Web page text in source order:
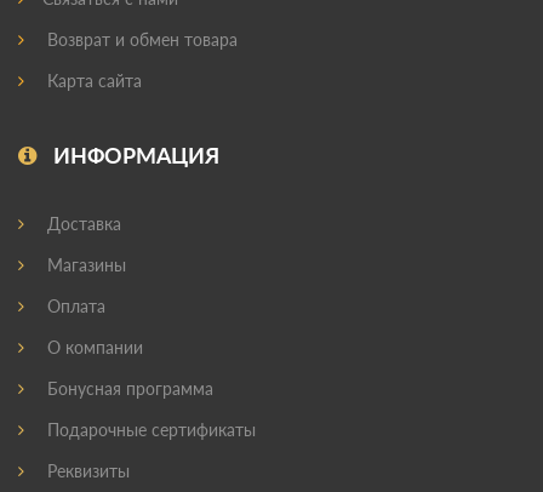
Возврат и обмен товара
Карта сайта
ИНФОРМАЦИЯ
Доставка
Магазины
Оплата
О компании
Бонусная программа
Подарочные сертификаты
Реквизиты